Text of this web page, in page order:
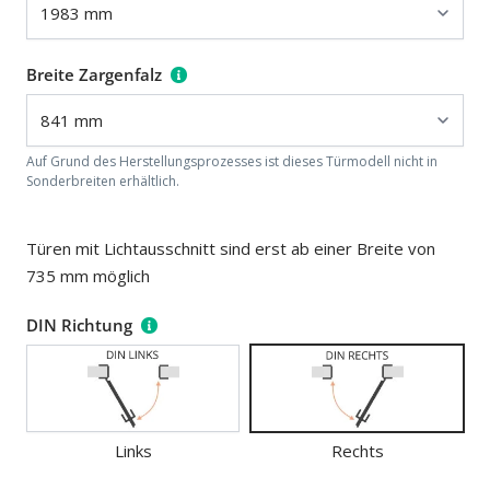
Breite Zargenfalz
Auf Grund des Herstellungsprozesses ist dieses Türmodell nicht in
Sonderbreiten erhältlich.
Türen mit Lichtausschnitt sind erst ab einer Breite von
735 mm möglich
DIN Richtung
Links
Links
Rechts
Rechts